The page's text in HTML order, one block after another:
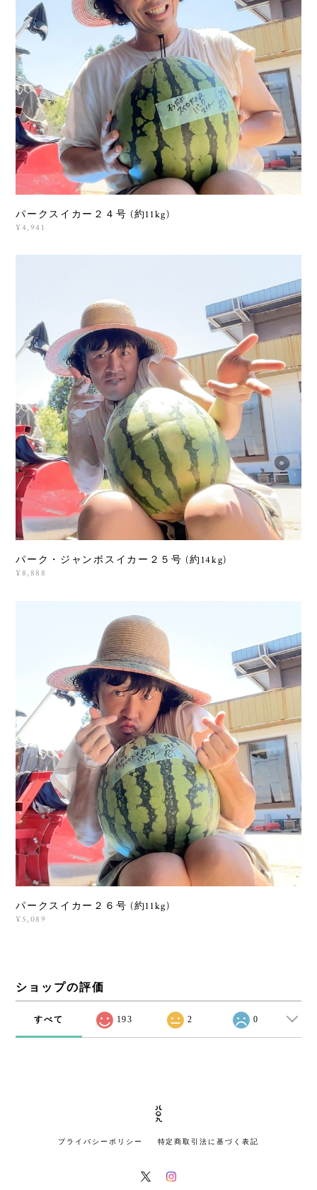
パークスイカー２４号 (約11kg)
¥4,941
パーク・ジャンボスイカー２５号 (約14kg)
¥8,888
パークスイカー２６号 (約11kg)
¥5,089
ショップの評価
すべて 193 2 0
プライバシーポリシー 特定商取引法に基づく表記